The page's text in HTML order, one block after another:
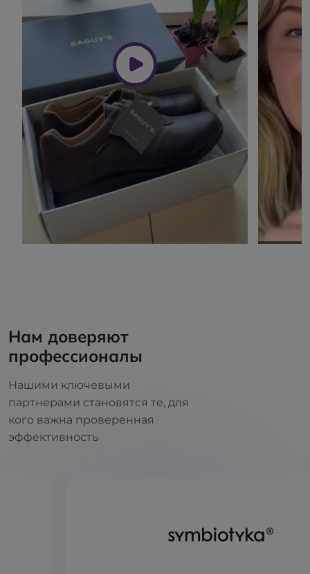
Нам доверяют
профессионалы
Нашими ключевыми
партнерами становятся те, для
кого важна проверенная
эффективность